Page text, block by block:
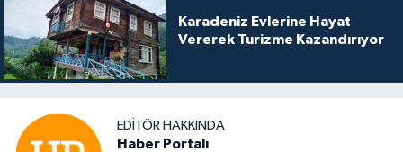
Karadeniz Evlerine Hayat
Vererek Turizme Kazandırıyor
EDITÖR HAKKINDA
Haber Portalı